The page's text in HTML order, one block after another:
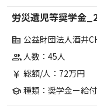
労災遺児等奨学金
corporate_fare 公益財団法人酒井
group人数：45人
currency_yen 総額/人：72万円
school 種類：奨学金ー給付